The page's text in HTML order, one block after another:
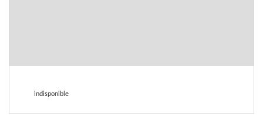
indisponible